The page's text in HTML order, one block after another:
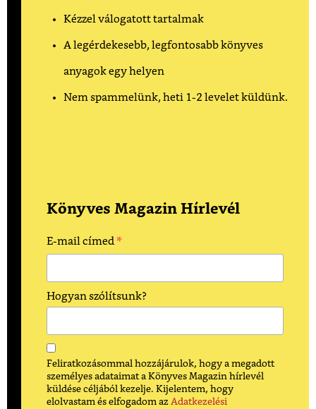
Kézzel válogatott tartalmak
A legérdekesebb, legfontosabb könyves
anyagok egy helyen
Nem spammelünk, heti 1-2 levelet küldünk.
Könyves Magazin Hírlevél
E-mail címed*
Hogyan szólítsunk?
Feliratkozásommal hozzájárulok, hogy a megadott
személyes adataimat a Könyves Magazin hírlevél
küldése céljából kezelje. Kijelentem, hogy
elolvastam és elfogadom az Adatkezelési